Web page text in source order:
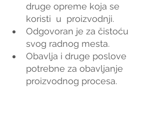
druge opreme koja se
koristi  u  proizvodnji.
Odgovoran je za čistoću
svog radnog mesta.
Obavlja i druge poslove
potrebne za obavljanje
proizvodnog procesa.